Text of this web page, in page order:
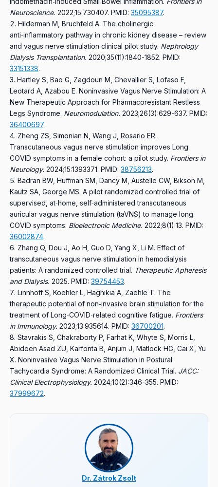
Neuroscience. 2022;15:730407. PMID: 35095387.
Hilderman M, Bruchfeld A. The cholinergic
anti‑inflammatory pathway in chronic kidney disease – review
and vagus nerve stimulation clinical pilot study. Nephrology
Dialysis Transplantation. 2020;35(11):1840-1852. PMID:
33151338.
Hartley S, Bao G, Zagdoun M, Chevallier S, Lofaso F,
Leotard A, Azabou E. Noninvasive Vagus Nerve Stimulation: A
New Therapeutic Approach for Pharmacoresistant Restless
Legs Syndrome. Neuromodulation. 2023;26(3):629-637. PMID:
36400697.
Zheng ZS, Simonian N, Wang J, Rosario ER.
Transcutaneous vagus nerve stimulation improves Long
COVID symptoms in a female cohort: a pilot study. Frontiers in
Neurology. 2024;15:1393371. PMID: 38756213.
Badran BW, Huffman SM, Dancy M, Austelle CW, Bikson M,
Kautz SA, George MS. A pilot randomized controlled trial of
supervised, at‑home, self‑administered transcutaneous
auricular vagus nerve stimulation (taVNS) to manage long
COVID symptoms. Bioelectronic Medicine. 2022;8(1):13. PMID:
36002874.
Zhang Q, Dou J, Ao H, Guo D, Yang X, Li M. Effect of
transcutaneous vagus nerve stimulation in hemodialysis
patients: A randomized controlled trial. Therapeutic Apheresis
and Dialysis. 2025. PMID: 39754453.
Linnhoff S, Koehler L, Haghikia A, Zaehle T. The
therapeutic potential of non‑invasive brain stimulation for the
treatment of Long‑COVID‑related cognitive fatigue. Frontiers
in Immunology. 2023;13:935614. PMID: 36700201.
Stavrakis S, Chakraborty P, Farhat K, Whyte S, Morris L,
Abideen Asad ZU, Karfonta B, Anjum J, Matlock HG, Cai X, Yu
X. Noninvasive Vagus Nerve Stimulation in Postural
Tachycardia Syndrome: A Randomized Clinical Trial. JACC:
Clinical Electrophysiology. 2024;10(2):346-355. PMID:
37999672.
Dr. Zátrok Zsolt